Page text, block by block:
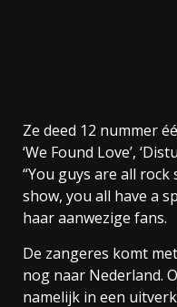
Ze deed 12 nummer
‘We Found Love’,
“You guys are all
show, you all have a
haar aanwezige fans.
De zangeres komt
nog naar Nederland.
namelijk in een